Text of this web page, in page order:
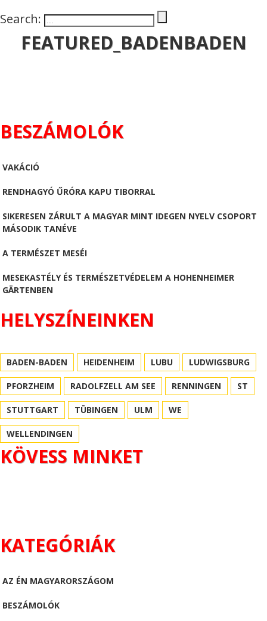
Search:
FEATURED_BADENBADEN
BESZÁMOLÓK
VAKÁCIÓ
RENDHAGYÓ ŰRÓRA KAPU TIBORRAL
SIKERESEN ZÁRULT A MAGYAR MINT IDEGEN NYELV CSOPORT
MÁSODIK TANÉVE
A TERMÉSZET MESÉI
MESEKASTÉLY ÉS TERMÉSZETVÉDELEM A HOHENHEIMER
GÄRTENBEN
HELYSZÍNEINKEN
BADEN-BADEN HEIDENHEIM LUBU LUDWIGSBURG
PFORZHEIM RADOLFZELL AM SEE RENNINGEN ST
STUTTGART TÜBINGEN ULM WE
WELLENDINGEN
KÖVESS MINKET
KATEGÓRIÁK
AZ ÉN MAGYARORSZÁGOM
BESZÁMOLÓK